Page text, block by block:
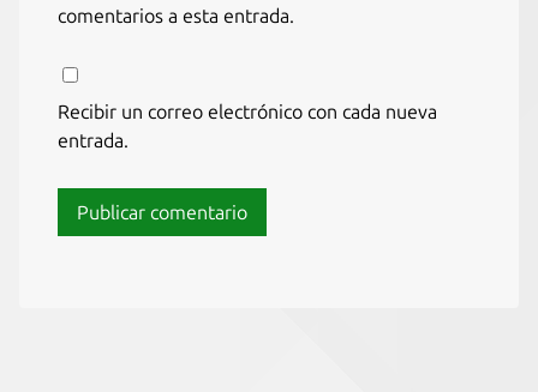
comentarios a esta entrada.
Recibir un correo electrónico con cada nueva
entrada.